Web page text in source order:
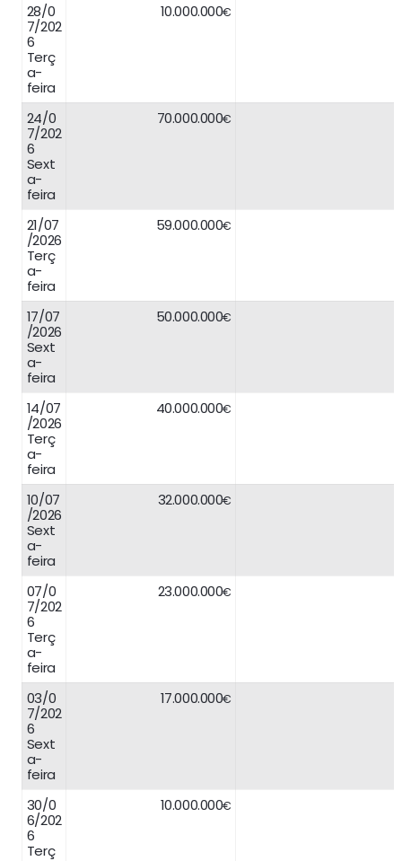
28/0
7/202
6
Terç
a-
feira
10.000.000€
24/0
7/202
6
Sext
a-
feira
70.000.000€
21/07
/2026
Terç
a-
feira
59.000.000€
17/07
/2026
Sext
a-
feira
50.000.000€
14/07
/2026
Terç
a-
feira
40.000.000€
10/07
/2026
Sext
a-
feira
32.000.000€
07/0
7/202
6
Terç
a-
feira
23.000.000€
03/0
7/202
6
Sext
a-
feira
17.000.000€
30/0
6/202
6
Terç
10.000.000€